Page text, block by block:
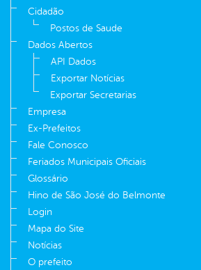
Cidadão
Postos de Saude
Dados Abertos
API Dados
Exportar Notícias
Exportar Secretarias
Empresa
Ex-Prefeitos
Fale Conosco
Feriados Municipais Oficiais
Glossário
Hino de São José do Belmonte
Login
Mapa do Site
Notícias
O prefeito